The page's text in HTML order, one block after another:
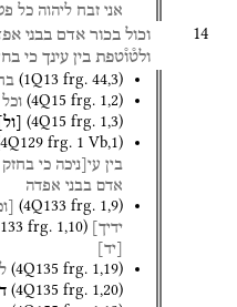
אני זבח ליהוה כל
14 וכול בכור אדם בבני
ולט֯ו֯טפת בין עינך כי
(1Q13 frg. 44,3)
(4Q15 frg. 1,2) וכל
(4Q15 frg. 1,3) ול
4Q129 frg. 1 Vb,1)
בין עי[ניכה כי בחזק
אדם בבני אפדה
(4Q133 frg. 1,9)
ידיך]
frg. 1,10)
יד
(4Q135 frg. 1,19)
(4Q135 frg. 1,20)